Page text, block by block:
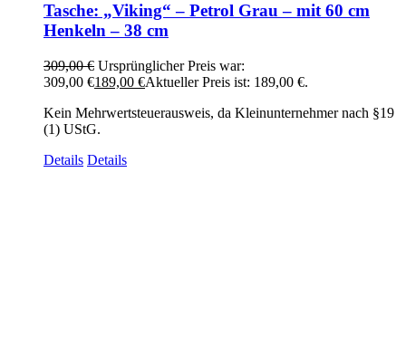
Tasche: „Viking“ – Petrol Grau – mit 60 cm
Henkeln – 38 cm
309,00€ Ursprünglicher Preis war:
309,00 €189,00 €Aktueller Preis ist: 189,00 €.
Kein Mehrwertsteuerausweis, da Kleinunternehmer nach §19
(1) UStG.
Details Details